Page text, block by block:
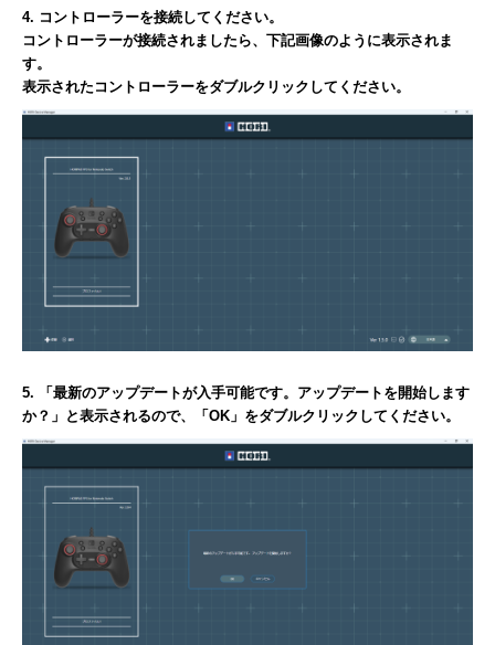
4. コントローラーを接続してください。
コントローラーが接続されましたら、下記画像のように表示されま
す。
表示されたコントローラーをダブルクリックしてください。
5. 「最新のアップデートが入手可能です。アップデートを開始します
か？」と表示されるので、「OK」をダブルクリックしてください。